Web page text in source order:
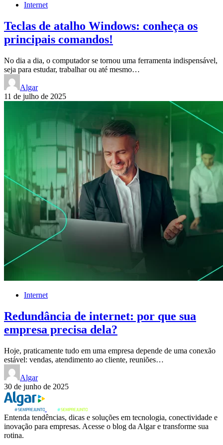
Internet
Teclas de atalho Windows: conheça os
principais comandos!
No dia a dia, o computador se tornou uma ferramenta indispensável,
seja para estudar, trabalhar ou até mesmo…
Algar
11 de julho de 2025
Internet
Redundância de internet: por que sua
empresa precisa dela?
Hoje, praticamente tudo em uma empresa depende de uma conexão
estável: vendas, atendimento ao cliente, reuniões…
Algar
30 de junho de 2025
Entenda tendências, dicas e soluções em tecnologia, conectividade e
inovação para empresas. Acesse o blog da Algar e transforme sua
rotina.